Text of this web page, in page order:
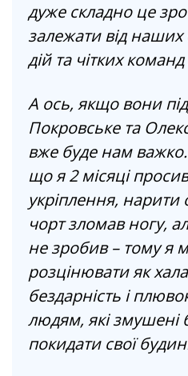
дуже складно це
залежати від
дій та чітких
А ось, якщо вони
Покровське та
вже буде нам
що я 2 місяці
укріплення,
чорт зломав ногу,
не зробив – тому я
розцінювати як
бездарність і
людям, які змушені
покидати свої